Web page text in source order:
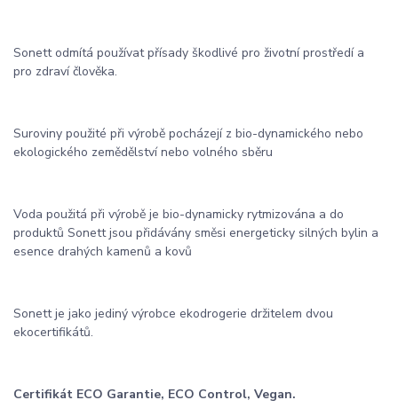
Sonett odmítá používat přísady škodlivé pro životní prostředí a
pro zdraví člověka.
Suroviny použité při výrobě pocházejí z bio-dynamického nebo
ekologického zemědělství nebo volného sběru
Voda použitá při výrobě je bio-dynamicky rytmizována a do
produktů Sonett jsou přidávány směsi energeticky silných bylin a
esence drahých kamenů a kovů
Sonett je jako jediný výrobce ekodrogerie držitelem dvou
ekocertifikátů.
Certifikát ECO Garantie, ECO Control, Vegan.